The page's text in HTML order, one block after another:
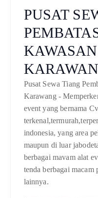
PUSAT
Pusat Sewa Tiang
Karawang -
event yang bernama
indonesia, yang area
maupun di luar
berbagai mavam alat
tenda berbagai macam
lainnya.